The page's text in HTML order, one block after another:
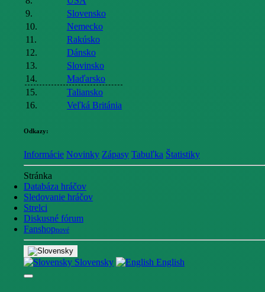
9.
Slovensko
10.
Nemecko
11.
Rakúsko
12.
Dánsko
13.
Slovinsko
14.
Maďarsko
15.
Taliansko
16.
Veľká Británia
Odkazy:
Informácie Novinky Zápasy Tabuľka Štatistiky
Stránka
Databáza hráčov
Sledovanie hráčov
Strelci
Diskusné fórum
Fanshopnové
Slovensky English